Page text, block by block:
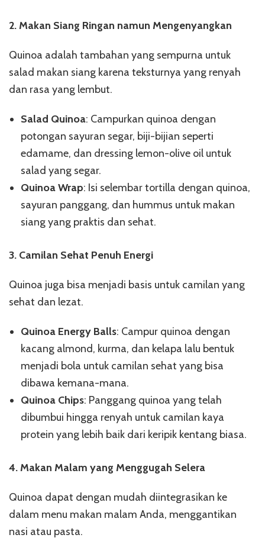
2. Makan Siang Ringan namun Mengenyangkan
Quinoa adalah tambahan yang sempurna untuk
salad makan siang karena teksturnya yang renyah
dan rasa yang lembut.
Salad Quinoa: Campurkan quinoa dengan
potongan sayuran segar, biji-bijian seperti
edamame, dan dressing lemon-olive oil untuk
salad yang segar.
Quinoa Wrap: Isi selembar tortilla dengan quinoa,
sayuran panggang, dan hummus untuk makan
siang yang praktis dan sehat.
3. Camilan Sehat Penuh Energi
Quinoa juga bisa menjadi basis untuk camilan yang
sehat dan lezat.
Quinoa Energy Balls: Campur quinoa dengan
kacang almond, kurma, dan kelapa lalu bentuk
menjadi bola untuk camilan sehat yang bisa
dibawa kemana-mana.
Quinoa Chips: Panggang quinoa yang telah
dibumbui hingga renyah untuk camilan kaya
protein yang lebih baik dari keripik kentang biasa.
4. Makan Malam yang Menggugah Selera
Quinoa dapat dengan mudah diintegrasikan ke
dalam menu makan malam Anda, menggantikan
nasi atau pasta.